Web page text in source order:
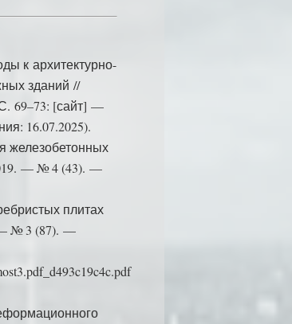
к архитектурно-
зданий //
69–73: [сайт] —
16.07.2025).
железобетонных
— № 4 (43). —
плитах
№ 3 (87). —